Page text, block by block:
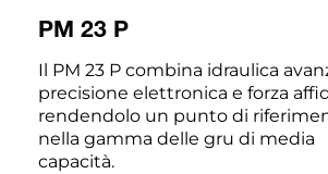
PM 23 P
Il PM 23 P combina idraulica
precisione elettronica e forza
rendendolo un punto di
nella gamma delle gru di media
capacità.